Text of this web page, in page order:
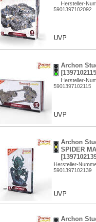
Hersteller-
5901397102092
UVP
Archon
Hersteller-
5901397102115
UVP
Archon
SPIDER
Hersteller-
5901397102139
UVP
Archon